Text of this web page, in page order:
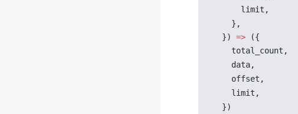
limit ,
    },
  })
=> ({
total_count ,
data,
offset ,
limit ,
  })